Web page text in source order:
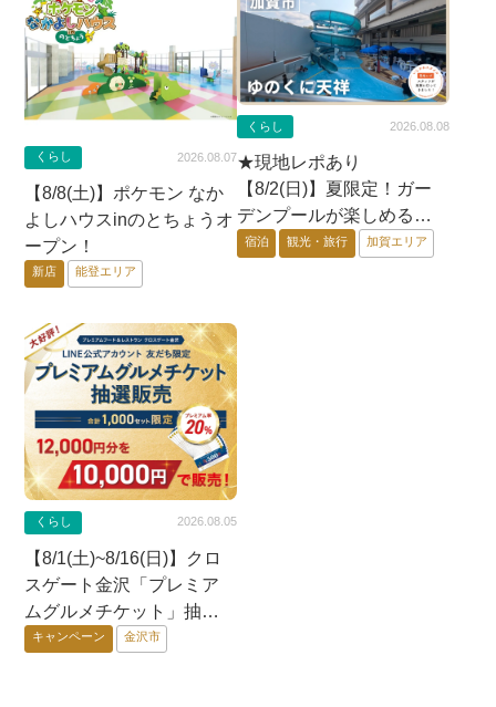
くらし 2026.08.07
【8/8(土)】ポケモン なか
よしハウスinのとちょうオ
ープン！
新店 能登エリア
くらし 2026.08.08
★現地レポあり
【8/2(日)】夏限定！ガー
デンプールが楽しめる親
子で楽しい旅館「ゆのく
宿泊 観光・旅行 加賀エリア
くらし 2026.08.05
【8/1(土)~8/16(日)】クロ
スゲート金沢「プレミア
ムグルメチケット」抽選
販売！【8/16(日)応募締
キャンペーン 金沢市